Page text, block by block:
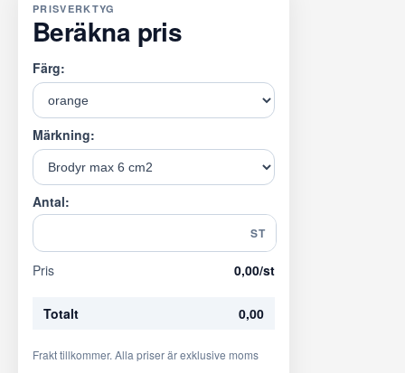
PRISVERKTYG
Beräkna pris
Färg:
Märkning:
Antal:
ST
Pris 0,00/st
Totalt 0,00
Frakt tillkommer. Alla priser är exklusive moms